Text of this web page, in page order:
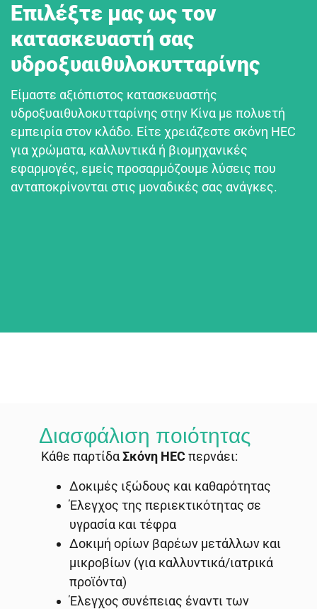
Επιλέξτε μας ως τον
κατασκευαστή σας
υδροξυαιθυλοκυτταρίνης
Είμαστε αξιόπιστος κατασκευαστής
υδροξυαιθυλοκυτταρίνης στην Κίνα με πολυετή
εμπειρία στον κλάδο. Είτε χρειάζεστε σκόνη HEC
για χρώματα, καλλυντικά ή βιομηχανικές
εφαρμογές, εμείς προσαρμόζουμε λύσεις που
ανταποκρίνονται στις μοναδικές σας ανάγκες.
Διασφάλιση ποιότητας
Κάθε παρτίδαΣκόνη HECπερνάει:
Δοκιμές ιξώδους και καθαρότητας
Έλεγχος της περιεκτικότητας σε
υγρασία και τέφρα
Δοκιμή ορίων βαρέων μετάλλων και
μικροβίων (για καλλυντικά/ιατρικά
προϊόντα)
Έλεγχος συνέπειας έναντι των